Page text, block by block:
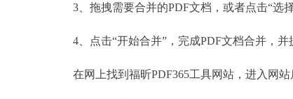
3、拖拽需要合并的PDF文档，或者点击“选择
4、点击“开始合并”，完成PDF文档合并，并
在网上找到福昕PDF365工具网站，进入网站